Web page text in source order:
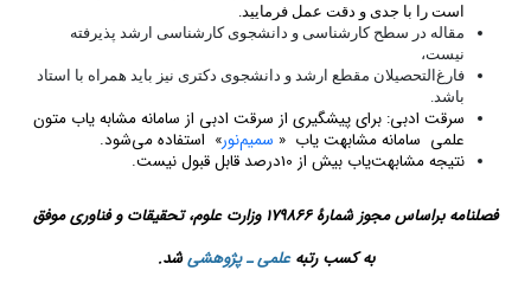
است را با جدی و دقت عمل فرمایید.
مقاله در سطح کارشناسی و دانشجوی کارشناسی ارشد پذیرفته
نیست،
فارغ‌التحصیلان مقطع ارشد و دانشجوی دکتری نیز باید همراه با استاد
باشد.
سرقت ادبی: برای پیشگیری از سرقت ادبی از سامانه مشابه یاب متون
علمی سامانه مشابهت یاب « سمیم‌نور» استفاده می‌شود.
نتیجه مشابهت‌یاب بیش از 10درصد قابل قبول نیست.
فصلنامه براساس مجوز شمارۀ 179866 وزارت علوم، تحقیقات و فناوری
موفق
به کسب رتبهعلمی‌ ـ ‌پژوهشیشد.